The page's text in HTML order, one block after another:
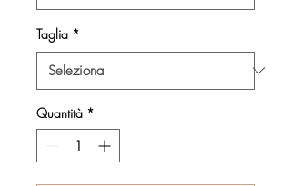
Taglia *
Quantità *